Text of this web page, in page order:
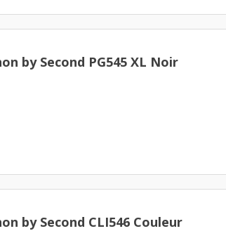
by Second PG545 XL Noir
by Second CLI546 Couleur